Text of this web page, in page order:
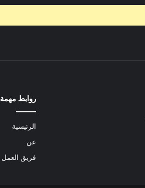
روابط مهمة
الرئيسية
عن
فريق العمل